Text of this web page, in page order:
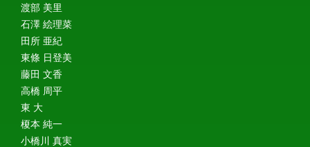
渡部 美里
石澤 絵理菜
田所 亜紀
東條 日登美
藤田 文香
高橋 周平
東 大
榎本 純一
小橋川 真実